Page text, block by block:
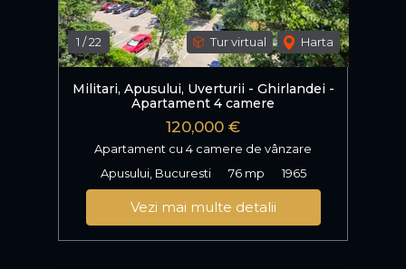
1 /22 Tur virtual Harta
Militari, Apusului, Uverturii - Ghirlandei -
Apartament 4 camere
120,000 €
Apartament cu 4 camere de vânzare
Apusului, Bucuresti
76 mp 1965
Vezi mai multe detalii